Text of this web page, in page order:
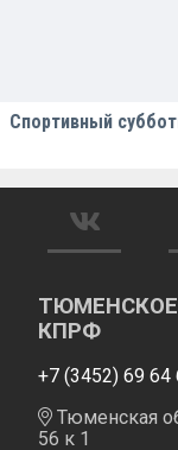
Спортивный
КПРФ
+7 (3452) 69 64
Тюменская
56 к 1